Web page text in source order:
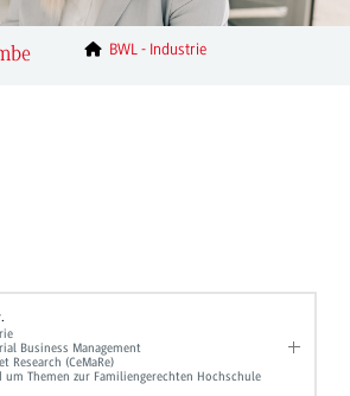
BWL - Industrie
Business Management
Research (CeMaRe)
Themen zur Familiengerechten Hochschule